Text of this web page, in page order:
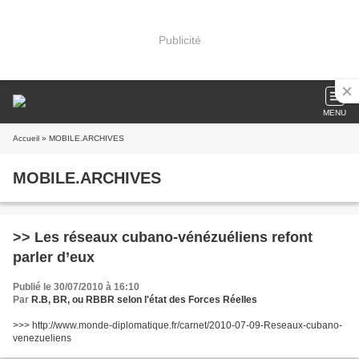
Publicité
MENU
Accueil » MOBILE.ARCHIVES
MOBILE.ARCHIVES
>> Les réseaux cubano-vénézuéliens refont
parler d’eux
Publié le 30/07/2010 à 16:10
Par R.B, BR, ou RBBR selon l'état des Forces Réelles
>>> http://www.monde-diplomatique.fr/carnet/2010-07-09-Reseaux-cubano-
venezueliens